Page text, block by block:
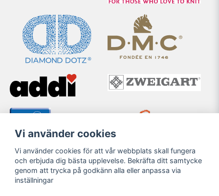
Vi använder cookies
Vi använder cookies för att vår webbplats skall fungera
och erbjuda dig bästa upplevelse. Bekräfta ditt samtycke
genom att trycka på godkänn alla eller anpassa via
inställningar